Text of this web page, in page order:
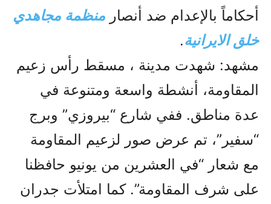
أحكاماً بالإعدام ضد أنصار منظمة مجاهدي
خلق الایرانیة.
مشهد: شهدت مدينة ، مسقط رأس زعيم
المقاومة، أنشطة واسعة ومتنوعة في
عدة مناطق. ففي شارع “بيروزي” وبرج
“سفير”، تم عرض صور لزعيم المقاومة
مع شعار “في العشرين من يونيو حافظنا
على شرف المقاومة”. كما امتلأت جدران